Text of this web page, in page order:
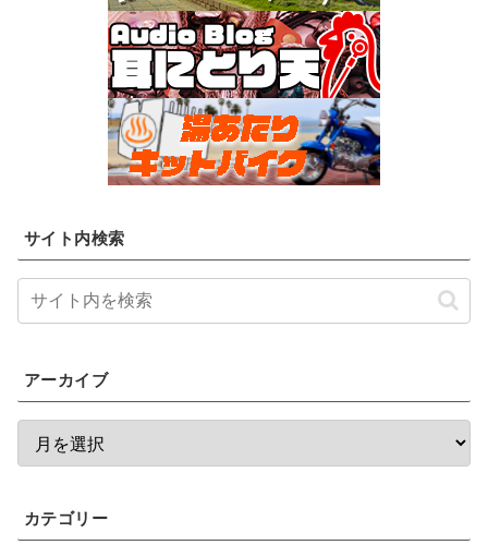
サイト内検索
アーカイブ
カテゴリー